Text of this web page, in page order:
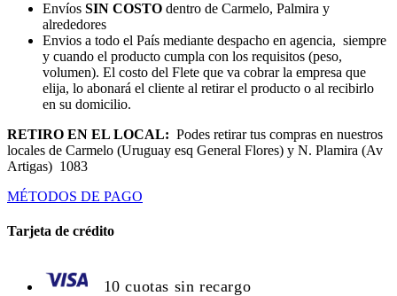
Envíos SIN COSTO dentro de Carmelo, Palmira y
alrededores
Envios a todo el País mediante despacho en agencia, siempre
y cuando el producto cumpla con los requisitos (peso,
volumen). El costo del Flete que va cobrar la empresa que
elija, lo abonará el cliente al retirar el producto o al recibirlo
en su domicilio.
RETIRO EN EL LOCAL: Podes retirar tus compras en nuestros
locales de Carmelo (Uruguay esq General Flores) y N. Plamira (Av
Artigas) 1083
MÉTODOS DE PAGO
Tarjeta de crédito
10 cuotas sin recargo